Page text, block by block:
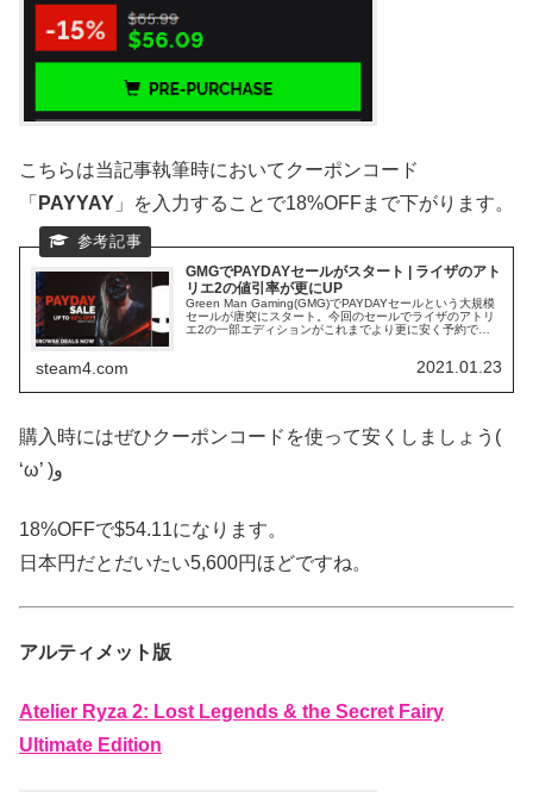
こちらは当記事執筆時においてクーポンコード
「 PAYYAY 」を入力することで18%OFFまで下がります。
GMGでPAYDAYセールがスタート | ライザのアト
リエ2の値引率が更にUP
Green Man Gaming(GMG)でPAYDAYセールという大規模
セールが唐突にスタート。今回のセールでライザのアトリ
エ2の一部エディションがこれまでより更に安く予約でき
steam4.com 2021.01.23
購入時にはぜひクーポンコードを使って安くしましょう(
‘ω’ )و
18%OFFで$54.11になります。
日本円だとだいたい5,600円ほどですね。
アルティメット版
Atelier Ryza 2: Lost Legends & the Secret Fairy
Ultimate Edition